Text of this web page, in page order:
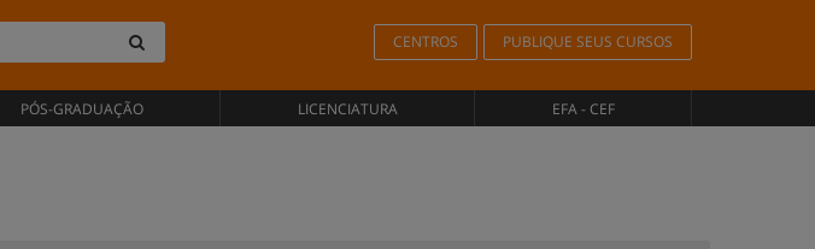
CENTROS PUBLIQUE SEUS CURSOS
PÓS-GRADUAÇÃO LICENCIATURA EFA - CEF